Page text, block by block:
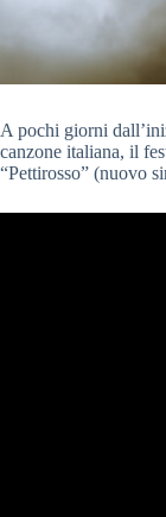
A pochi giorni
canzone italiana, il
“Pettirosso” (nuovo